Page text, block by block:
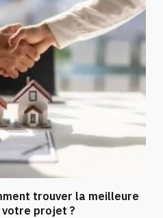
trouver la meilleure
projet ?